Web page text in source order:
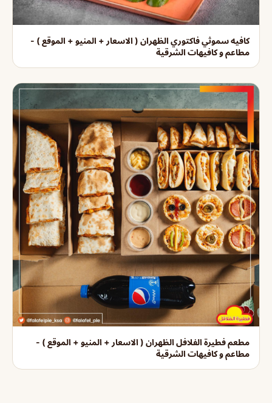
كافيه سموثي فاكتوري الظهران ( الاسعار + المنيو + الموقع ) -
مطاعم و كافيهات الشرقية
مطعم فطيرة الفلافل الظهران ( الاسعار + المنيو + الموقع ) -
مطاعم و كافيهات الشرقية